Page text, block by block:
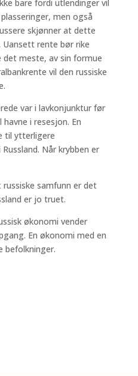
bare fordi utlendinger vil
men også
skjønner at dette
rente bør rike
meste, av sin formue
vil den russiske
var i lavkonjunktur før
i resesjon. En
til ytterligere
Når krybben er
samfunn er det
er jo truet.
økonomi vender
En økonomi med en
befolkninger.